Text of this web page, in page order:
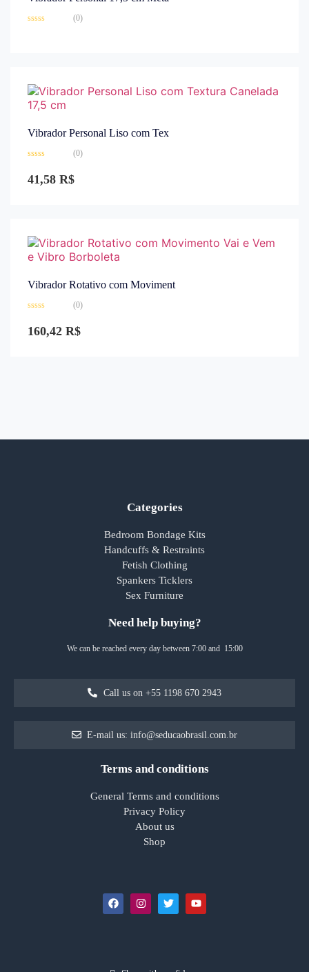
(0)
Vibrador Personal Liso com Tex
0
de
(0)
41,58 R$
Vibrador Rotativo com Moviment
0
de
(0)
160,42 R$
Categories
Bedroom Bondage Kits
Handcuffs & Restraints
Fetish Clothing
Spankers Ticklers
Sex Furniture
Need help buying?
We can be reached every day between 7:00 and 15:00
Call us on +55 1198 670 2943
E-mail us: info@seducaobrasil.com.br
Terms and conditions
General Terms and conditions
Privacy Policy
About us
Shop